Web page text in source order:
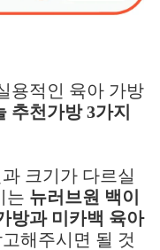
용적인 육아 가방
추천가방 3가지
크기가 다르실
는 뉴러브원 백이
방과 미카백 육아
해주시면 될 것